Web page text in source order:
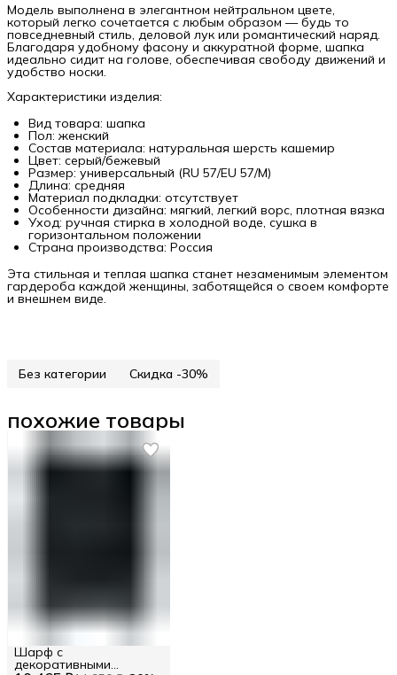
Модель выполнена в элегантном нейтральном цвете,
который легко сочетается с любым образом — будь то
повседневный стиль, деловой лук или романтический наряд.
Благодаря удобному фасону и аккуратной форме, шапка
идеально сидит на голове, обеспечивая свободу движений и
удобство носки.
Характеристики изделия:
Вид товара: шапка
Пол: женский
Состав материала: натуральная шерсть кашемир
Цвет: серый/бежевый
Размер: универсальный (RU 57/EU 57/M)
Длина: средняя
Материал подкладки: отсутствует
Особенности дизайна: мягкий, легкий ворс, плотная вязка
Уход: ручная стирка в холодной воде, сушка в
горизонтальном положении
Страна производства: Россия
Эта стильная и теплая шапка станет незаменимым элементом
гардероба каждой женщины, заботящейся о своем комфорте
и внешнем виде.
Без категории Скидка -30%
похожие товары
Шарф с
декоративными